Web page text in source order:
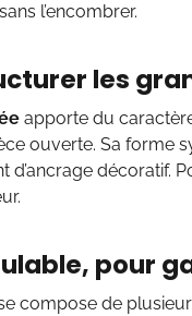
l’encombrer.
les
apporte du
ouverte. Sa forme
décoratif.
pour
compose de